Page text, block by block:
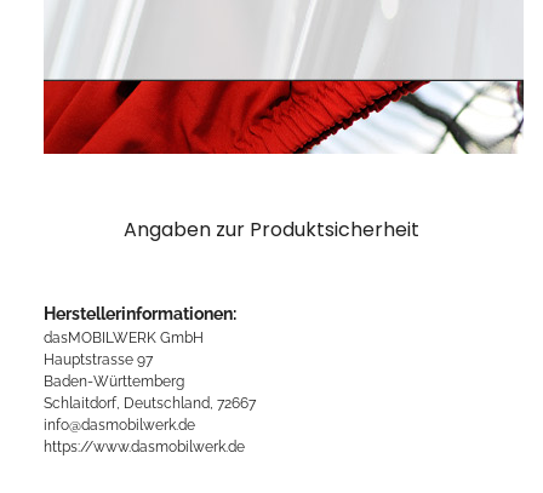
Angaben zur Produktsicherheit
Herstellerinformationen:
dasMOBILWERK GmbH
Hauptstrasse 97
Baden-Württemberg
Schlaitdorf, Deutschland, 72667
info@dasmobilwerk.de
https://www.dasmobilwerk.de